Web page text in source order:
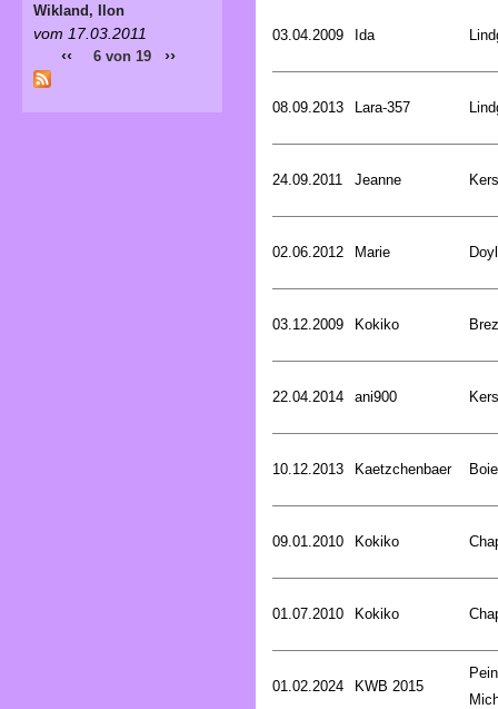
03.04.2009 Ida
08.09.2013 Lara-357
24.09.2011 Jeanne
02.06.2012 Marie
03.12.2009 Kokiko
22.04.2014 ani900
10.12.2013 Kaetzchenbaer
09.01.2010 Kokiko
01.07.2010 Kokiko
01.02.2024 KWB 2015
Wikland, Ilon
vom 17.03.2011
‹‹ 6 von 19 ››